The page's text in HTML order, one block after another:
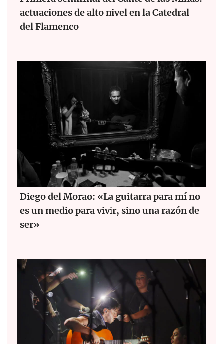
actuaciones de alto nivel en la Catedral
del Flamenco
Diego del Morao: «La guitarra para mí no
es un medio para vivir, sino una razón de
ser»